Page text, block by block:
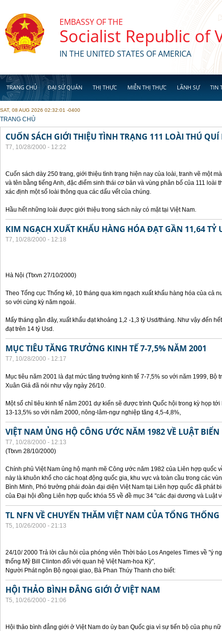
EMBASSY OF THE
Socialist Republic of
IN THE UNITED STATES OF AMERICA
TRANG CHỦ ĐẠI SỨ QUÁN THỊ THỰC MIỄN THỊ THỰC LÃNH SỰ TIN
SAT, 08 AUG 2026 02:32:01 -0400
YOU ARE HERE
TRANG CHỦ
CUỐN SÁCH GIỚI THIỆU TÌNH TRẠNG 111 LOÀI THÚ QUÍ
T7, 10/28/2000 - 12:22
Cuốn sách dày 250 trang, giới thiệu tình trạng hiện nay của loài, tranh vẽ một
và tên bằng tiếng Anh, đặc điểm sinh thái cơ bản và vùng phân bố của 111 loài
xác định một số loài thông qua các dấu vết của chúng.
Hầu hết những loài được giới thiệu trong sách này có mặt tại Việt Nam.
KIM NGẠCH XUẤT KHẨU HÀNG HÓA ĐẠT GẦN 11,64 TỶ
T7, 10/28/2000 - 12:18
Hà Nội (Ttxvn 27/10/2000)
Theo Tổng cục Thống kê, 10 tháng qua kim ngạch xuất khẩu hàng hóa của cả
so với cùng kỳ năm ngoái.
Mấy tháng gần đây, xuất khẩu đạt khoảng 1,2 -1,3 tỷ Usd/tháng. Như vậy đến
đạt trên 14 tỷ Usd.
MỤC TIÊU TĂNG TRƯỞNG KINH TẾ 7-7,5% NĂM 2001
T7, 10/28/2000 - 12:17
Mục tiêu năm 2001 là đạt mức tăng trưởng kinh tế 7-7,5% so với năm 1999, Bộ
Xuân Giá đã nói như vậy ngày 26/10.
Một số chỉ tiêu kinh tế năm 2001 dự kiến sẽ được trình Quốc hội trong kỳ họp
13-13,5% so với năm 2000, nông-lâm-ngư nghiệp tăng 4,5-4,8%,
VIỆT NAM ỦNG HỘ CÔNG ƯỚC NĂM 1982 VỀ LUẬT BIỂN
T7, 10/28/2000 - 12:13
(Ttxvn 28/10/2000)
Chính phủ Việt Nam ủng hộ mạnh mẽ Công ước năm 1982 của Liên hợp quốc
này là khuôn khổ cho các hoạt động quốc gia, khu vực và toàn cầu trong các
Bình Minh, Phó trưởng phái đoàn đại diện Việt Nam tại Liên hợp quốc đã phát
của Đại hội đồng Liên hợp quốc khóa 55 về đề mục 34 "các đại dương và Luật
TL NFN VỀ CHUYẾN THĂM VIỆT NAM CỦA TỔNG
T5, 10/26/2000 - 21:13
24/10/ 2000 Trả lời câu hỏi của phóng viên Thời báo Los Angeles Times về "ý
thống Mỹ Bill Clinton đối với quan hệ Việt Nam-hoa Kỳ",
Người Phát ngôn Bộ ngoại giao, Bà Phan Thúy Thanh cho biết:
HỘI THẢO BÌNH ĐẲNG GIỚI Ở VIỆT NAM
T5, 10/26/2000 - 21:06
Hội thảo bình đẳng giới ở Việt Nam do ủy ban Quốc gia vì sự tiến bộ của phụ